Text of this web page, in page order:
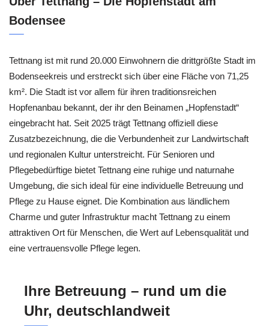
Bodensee
Tettnang ist mit rund 20.000 Einwohnern die drittgrößte Stadt im
Bodenseekreis und erstreckt sich über eine Fläche von 71,25
km². Die Stadt ist vor allem für ihren traditionsreichen
Hopfenanbau bekannt, der ihr den Beinamen „Hopfenstadt“
eingebracht hat. Seit 2025 trägt Tettnang offiziell diese
Zusatzbezeichnung, die die Verbundenheit zur Landwirtschaft
und regionalen Kultur unterstreicht. Für Senioren und
Pflegebedürftige bietet Tettnang eine ruhige und naturnahe
Umgebung, die sich ideal für eine individuelle Betreuung und
Pflege zu Hause eignet. Die Kombination aus ländlichem
Charme und guter Infrastruktur macht Tettnang zu einem
attraktiven Ort für Menschen, die Wert auf Lebensqualität und
eine vertrauensvolle Pflege legen.
Ihre Betreuung – rund um die
Uhr, deutschlandweit